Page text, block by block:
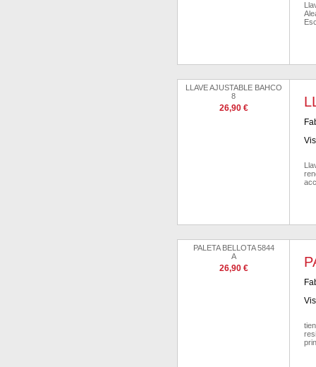
LLAVE AJUSTABLE BAHCO
8
26,90 €
PALETA BELLOTA 5844
A
26,90 €